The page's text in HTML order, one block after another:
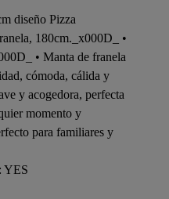
diseño Pizza
180cm._x000D_ •
• Manta de franela
cómoda, cálida y
y acogedora, perfecta
momento y
para familiares y
: YES